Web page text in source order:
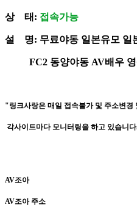
상 태: 접속가능
설 명: 무료야동 일본유모 일
FC2 동양야동 AV배우 영
"링크사랑은 매일 접속불가 및 주소변경
각사이트마다 모니터링을 하고 있습니
AV조아
AV조아 주소